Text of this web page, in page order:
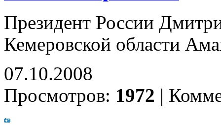
Президент России
Кемеровской области
07.10.2008
Просмотров: 1972 |